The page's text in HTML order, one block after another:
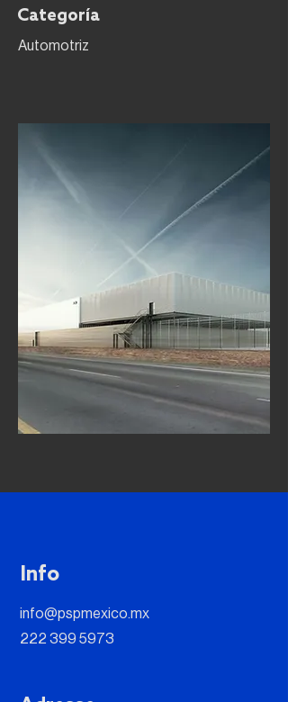
Categoría
Automotriz
Info
info@pspmexico.mx
222 399 5973